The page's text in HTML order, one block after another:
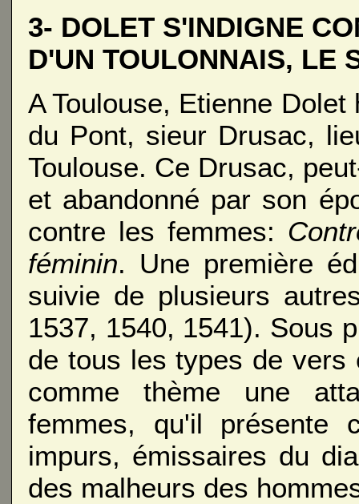
3- DOLET S'INDIGNE
D'UN TOULONNAIS, LE
A Toulouse, Etienne
du Pont, sieur Drusac,
Toulouse. Ce Drusac,
et abandonné par son
contre les femmes:
féminin. Une première
suivie de plusieurs
1537, 1540, 1541). Sous
de tous les types de
comme thème une
femmes, qu'il présente
impurs, émissaires du
des malheurs des